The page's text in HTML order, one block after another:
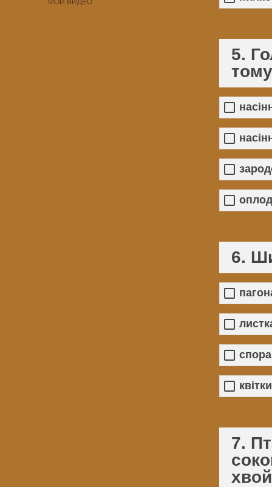
МОИ ВИДЕО
5.
6.
квітки
7.